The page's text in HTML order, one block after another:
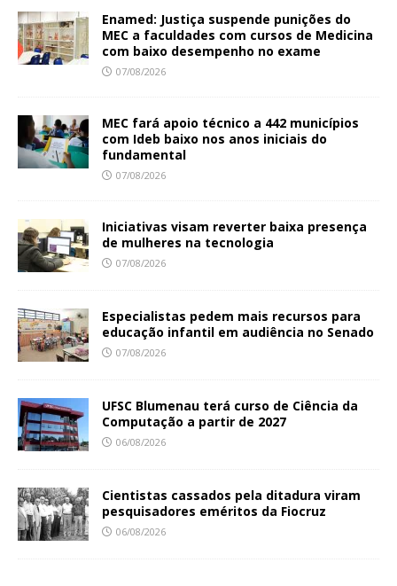
Enamed: Justiça suspende punições do
MEC a faculdades com cursos de Medicina
com baixo desempenho no exame
07/08/2026
MEC fará apoio técnico a 442 municípios
com Ideb baixo nos anos iniciais do
fundamental
07/08/2026
Iniciativas visam reverter baixa presença
de mulheres na tecnologia
07/08/2026
Especialistas pedem mais recursos para
educação infantil em audiência no Senado
07/08/2026
UFSC Blumenau terá curso de Ciência da
Computação a partir de 2027
06/08/2026
Cientistas cassados pela ditadura viram
pesquisadores eméritos da Fiocruz
06/08/2026